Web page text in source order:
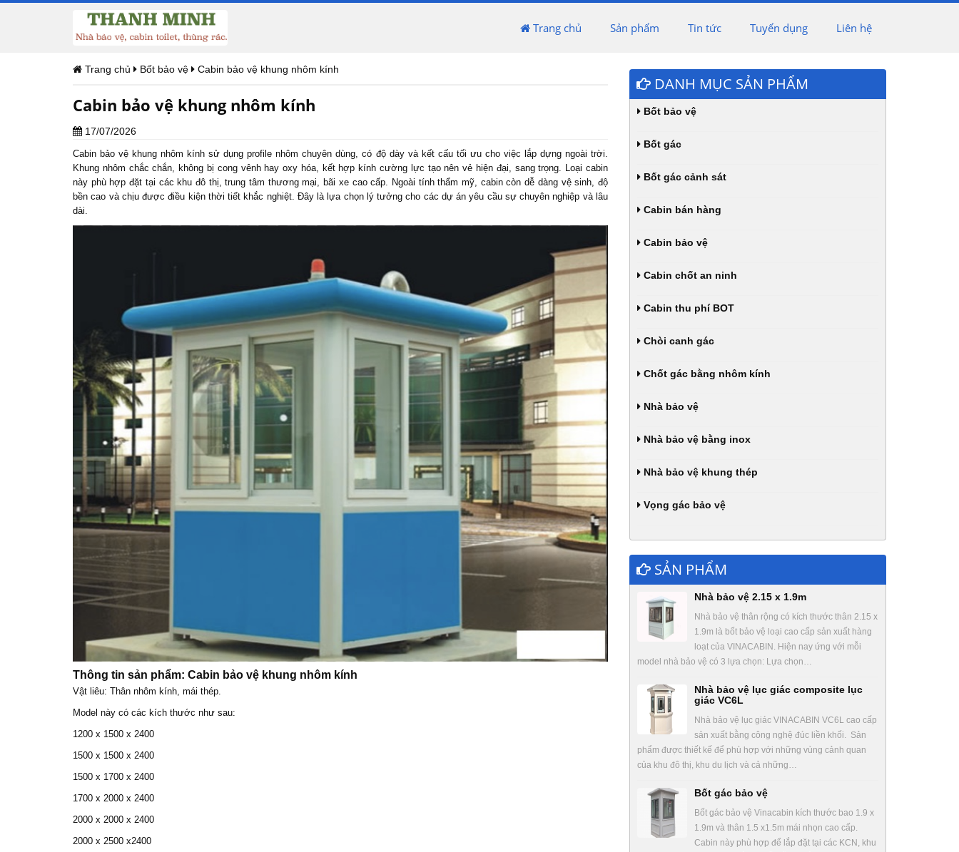
Trang chủ Sản phẩm Tin tức Tuyển dụng Liên hệ
Trang chủ Bốt bảo vệ Cabin bảo vệ khung nhôm kính
Cabin bảo vệ khung nhôm kính
17/07/2026
Cabin bảo vệ khung nhôm kính sử dụng profile nhôm chuyên dùng, có độ dày và kết cấu tối ưu cho việc lắp dựng ngoài trời.
Khung nhôm chắc chắn, không bị cong vênh hay oxy hóa, kết hợp kính cường lực tạo nên vẻ hiện đại, sang trọng. Loại cabin
này phù hợp đặt tại các khu đô thị, trung tâm thương mại, bãi xe cao cấp. Ngoài tính thẩm mỹ, cabin còn dễ dàng vệ sinh, độ
bền cao và chịu được điều kiện thời tiết khắc nghiệt. Đây là lựa chọn lý tưởng cho các dự án yêu cầu sự chuyên nghiệp và lâu
dài.
Thông tin sản phẩm: Cabin bảo vệ khung nhôm kính
Vật liêu: Thân nhôm kính, mái thép.
Model này có các kích thước như sau:
1200 x 1500 x 2400
1500 x 1500 x 2400
1500 x 1700 x 2400
1700 x 2000 x 2400
2000 x 2000 x 2400
2000 x 2500 x2400
DANH MỤC SẢN PHẨM
Bốt bảo vệ
Bốt gác
Bốt gác cảnh sát
Cabin bán hàng
Cabin bảo vệ
Cabin chốt an ninh
Cabin thu phí BOT
Chòi canh gác
Chốt gác bằng nhôm kính
Nhà bảo vệ
Nhà bảo vệ bằng inox
Nhà bảo vệ khung thép
Vọng gác bảo vệ
SẢN PHẨM
Nhà bảo vệ 2.15 x 1.9m
Nhà bảo vệ thân rộng có kích thước thân 2.15 x
1.9m là bốt bảo vệ loại cao cấp sản xuất hàng
loạt của VINACABIN. Hiện nay ứng với mỗi
model nhà bảo vệ có 3 lựa chọn: Lựa chọn…
Nhà bảo vệ lục giác composite lục
giác VC6L
Nhà bảo vệ lục giác VINACABIN VC6L cao cấp
sản xuất bằng công nghệ đúc liền khối. Sản
phẩm được thiết kế để phù hợp với những vùng cảnh quan
của khu đô thị, khu du lịch và cả những…
Bốt gác bảo vệ
Bốt gác bảo vệ Vinacabin kích thước bao 1.9 x
1.9m và thân 1.5 x1.5m mái nhọn cao cấp.
Cabin này phù hợp để lắp đặt tại các KCN, khu